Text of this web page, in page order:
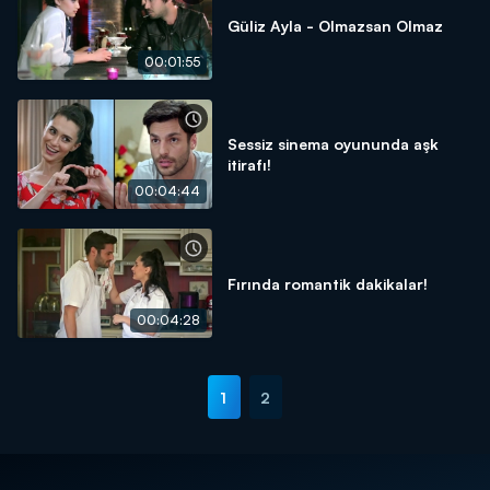
00:01:55
Güliz Ayla - Olmazsan Olmaz
00:04:44
Sessiz sinema oyununda aşk
itirafı!
00:04:28
Fırında romantik dakikalar!
1 2